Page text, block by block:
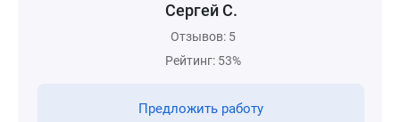
Сергей С.
Отзывов: 5
Рейтинг: 53%
Предложить работу